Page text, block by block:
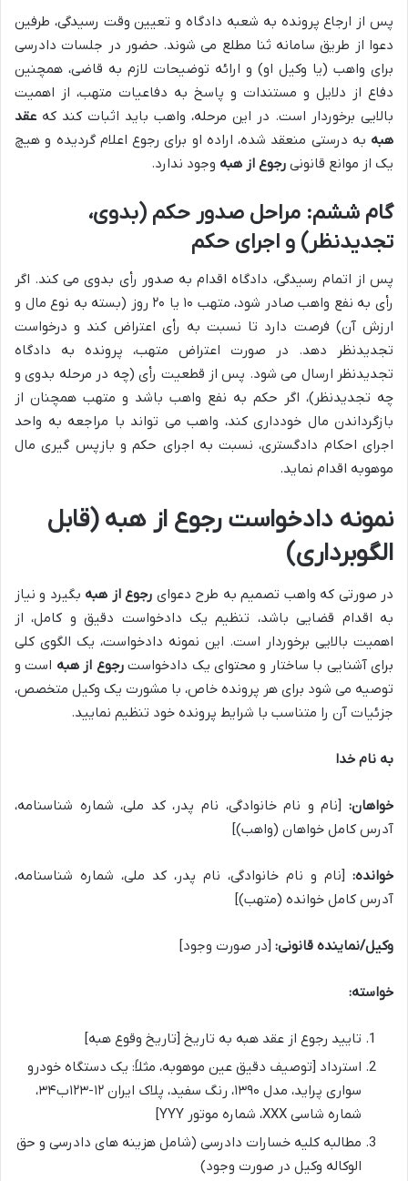
پس از ارجاع پرونده به شعبه دادگاه و تعیین وقت رسیدگی، طرفین
دعوا از طریق سامانه ثنا مطلع می شوند. حضور در جلسات دادرسی
برای واهب (یا وکیل او) و ارائه توضیحات لازم به قاضی، همچنین
دفاع از دلایل و مستندات و پاسخ به دفاعیات متهب، از اهمیت
بالایی برخوردار است. در این مرحله، واهب باید اثبات کند که عقد
هبه به درستی منعقد شده، اراده او برای رجوع اعلام گردیده و هیچ
یک از موانع قانونی رجوع از هبه وجود ندارد.
گام ششم: مراحل صدور حکم (بدوی،
تجدیدنظر) و اجرای حکم
پس از اتمام رسیدگی، دادگاه اقدام به صدور رأی بدوی می کند. اگر
رأی به نفع واهب صادر شود، متهب ۱۰ یا ۲۰ روز (بسته به نوع مال و
ارزش آن) فرصت دارد تا نسبت به رأی اعتراض کند و درخواست
تجدیدنظر دهد. در صورت اعتراض متهب، پرونده به دادگاه
تجدیدنظر ارسال می شود. پس از قطعیت رأی (چه در مرحله بدوی و
چه تجدیدنظر)، اگر حکم به نفع واهب باشد و متهب همچنان از
بازگرداندن مال خودداری کند، واهب می تواند با مراجعه به واحد
اجرای احکام دادگستری، نسبت به اجرای حکم و بازپس گیری مال
موهوبه اقدام نماید.
نمونه دادخواست رجوع از هبه (قابل
الگوبرداری)
در صورتی که واهب تصمیم به طرح دعوای رجوع از هبه بگیرد و نیاز
به اقدام قضایی باشد، تنظیم یک دادخواست دقیق و کامل، از
اهمیت بالایی برخوردار است. این نمونه دادخواست، یک الگوی کلی
برای آشنایی با ساختار و محتوای یک دادخواسترجوع از هبه است و
توصیه می شود برای هر پرونده خاص، با مشورت یک وکیل متخصص،
جزئیات آن را متناسب با شرایط پرونده خود تنظیم نمایید.
به نام خدا
خواهان: [نام و نام خانوادگی، نام پدر، کد ملی، شماره شناسنامه،
آدرس کامل خواهان (واهب)]
خوانده: [نام و نام خانوادگی، نام پدر، کد ملی، شماره شناسنامه،
آدرس کامل خوانده (متهب)]
وکیل/نماینده قانونی: [در صورت وجود]
خواسته:
تایید رجوع از عقد هبه به تاریخ [تاریخ وقوع هبه]
استرداد [توصیف دقیق عین موهوبه، مثلاً: یک دستگاه خودرو
سواری پراید، مدل ۱۳۹۰، رنگ سفید، پلاک ایران ۱۲-۱۲۳ب۳۴،
شماره شاسی XXX، شماره موتور YYY]
مطالبه کلیه خسارات دادرسی (شامل هزینه های دادرسی و حق
الوکاله وکیل در صورت وجود)